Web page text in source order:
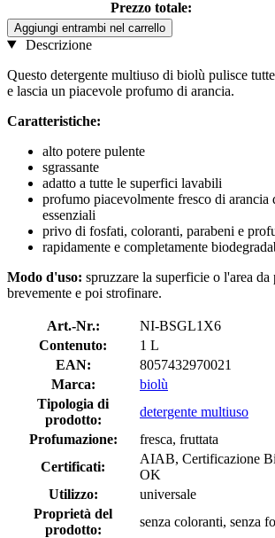
Prezzo totale:
Aggiungi entrambi nel carrello
Descrizione
Questo detergente multiuso di biolù pulisce
e lascia un piacevole profumo di arancia.
Caratteristiche:
alto potere pulente
sgrassante
adatto a tutte le superfici lavabili
profumo piacevolmente fresco di arancia
essenziali
privo di fosfati, coloranti, parabeni e
rapidamente e completamente
Modo d'uso: spruzzare la superficie o l'area
brevemente e poi strofinare.
Art.-Nr.:
NI-BSGL1X6
Contenuto:
1 L
EAN:
8057432970021
Marca:
biolù
Tipologia di
prodotto:
detergente multiuso
Profumazione:
fresca, fruttata
Certificati:
AIAB, Certificazione
OK
Utilizzo:
universale
Proprietà del
prodotto:
senza coloranti, senza